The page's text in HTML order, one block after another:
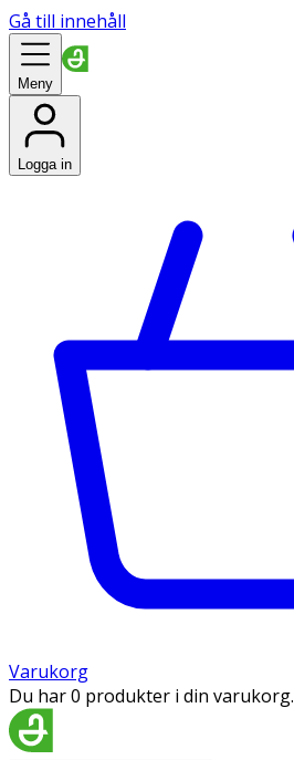
Gå till innehåll
Meny
Logga in
Varukorg
Du har 0 produkter i din varukorg.